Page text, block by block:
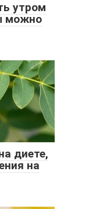
утром
можно
диете,
на